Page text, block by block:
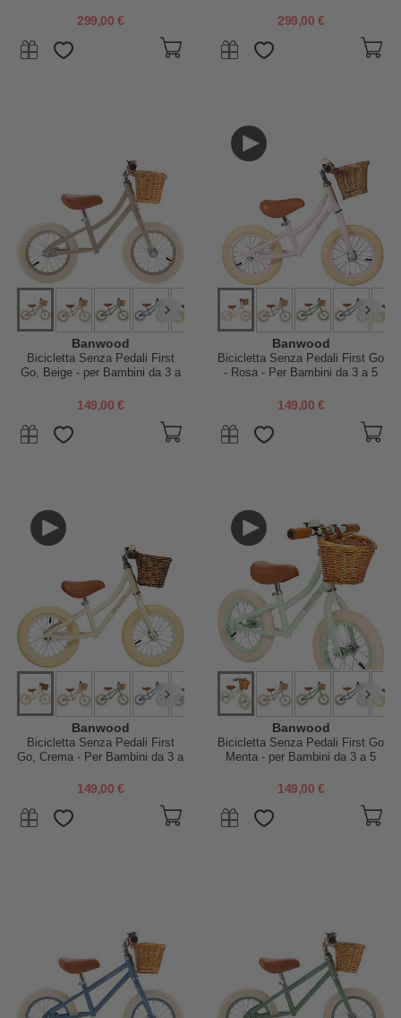
299,00 € 299,00 €
Banwood
Bicicletta Senza Pedali First
Go, Beige - per Bambini da 3 a
149,00 €
Banwood
Bicicletta Senza Pedali First Go
- Rosa - Per Bambini da 3 a 5
149,00 €
Banwood
Bicicletta Senza Pedali First
Go, Crema - Per Bambini da 3 a
149,00 €
Banwood
Bicicletta Senza Pedali First Go
Menta - per Bambini da 3 a 5
149,00 €